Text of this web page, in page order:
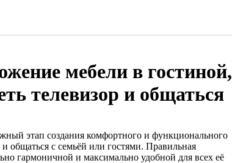
мебели в гостиной,
телевизор и общаться
этап создания комфортного и функционального
и общаться с семьёй или гостями. Правильная
гармоничной и максимально удобной для всех её